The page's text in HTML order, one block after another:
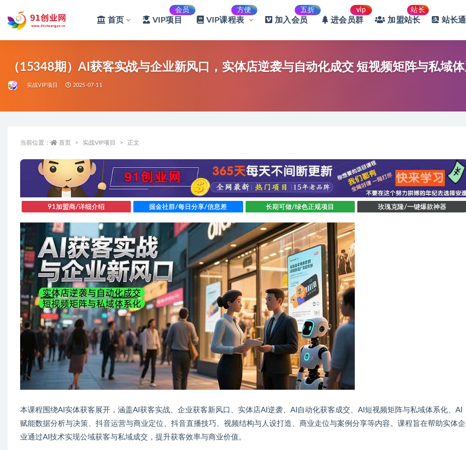
首页 VIP项目
会员
VIP课程表
方便
加入会员
五折
进会员群
vip
加盟站长
站长
站长
（15348期）AI获客实战与企业新风口，实体店逆袭与自动化成交 短视频矩阵与私域
实战VIP项目 2025-07-11
当前位置： 首页 实战VIP项目 正文
91加盟商/详细介绍 掘金社群/每日分享/信息差 长期可做/绿色正规项目 玫瑰克隆/一键爆款神器
本课程围绕AI实体获客展开，涵盖AI获客实战、企业获客新风口、实体店AI逆袭、AI自动化获客成交、AI短视频矩阵与私域体系化、AI
赋能数据分析与决策、抖音运营与商业定位、抖音直播技巧、视频结构与人设打造、商业走位与案例分享等内容。课程旨在帮助实体企
业通过AI技术实现公域获客与私域成交，提升获客效率与商业价值。